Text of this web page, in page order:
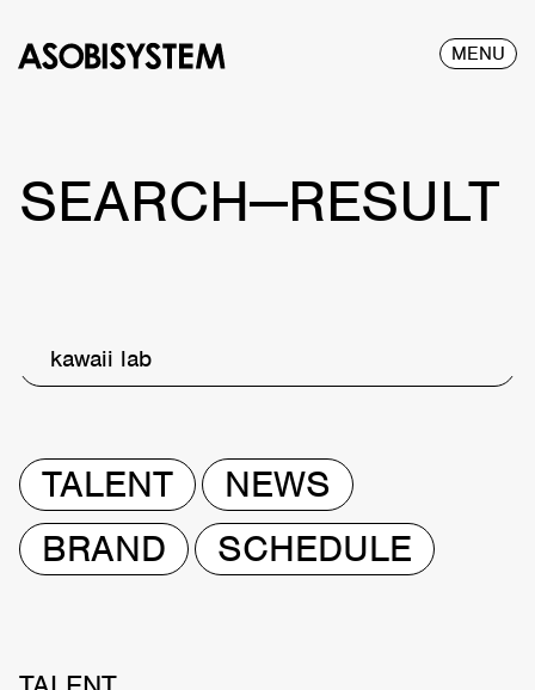
MENU
SEARCH—RESULT
kawaii lab
TALENT
NEWS
BRAND
SCHEDULE